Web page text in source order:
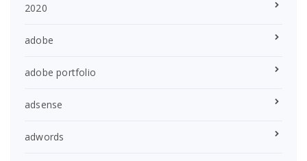
2020
adobe
adobe portfolio
adsense
adwords